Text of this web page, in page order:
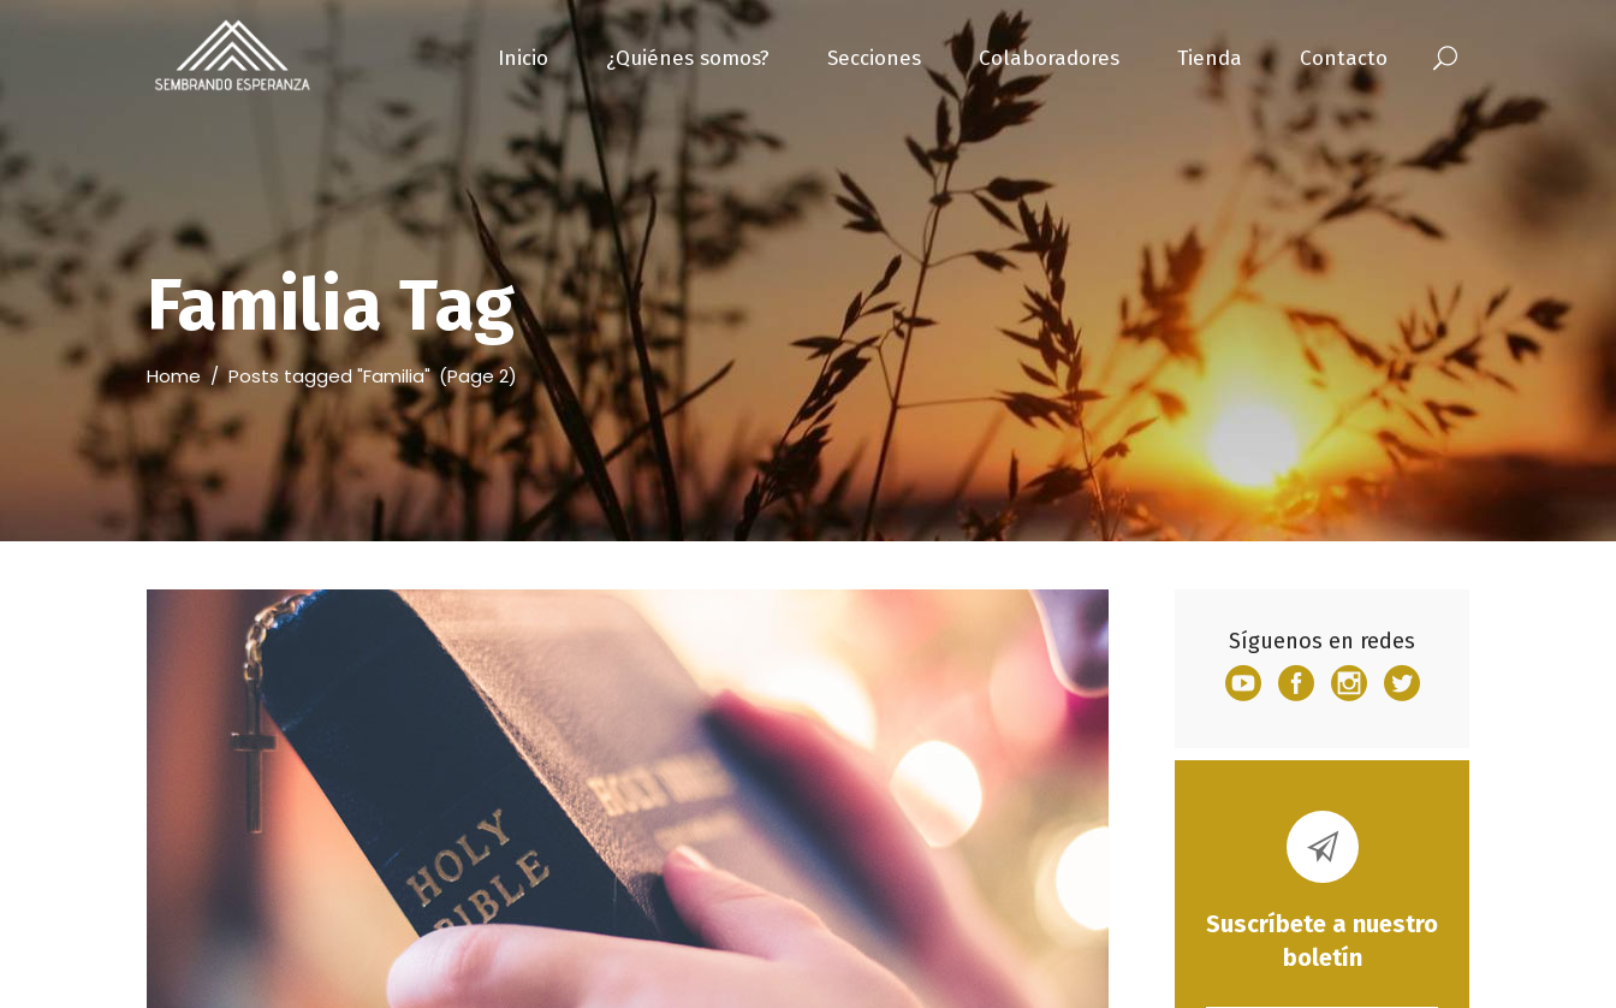
Inicio ¿Quiénes somos? Secciones Colaboradores Tienda Contacto
Familia Tag
Home/Posts tagged "Familia" (Page 2)
Síguenos en redes
Suscríbete a nuestro
boletín